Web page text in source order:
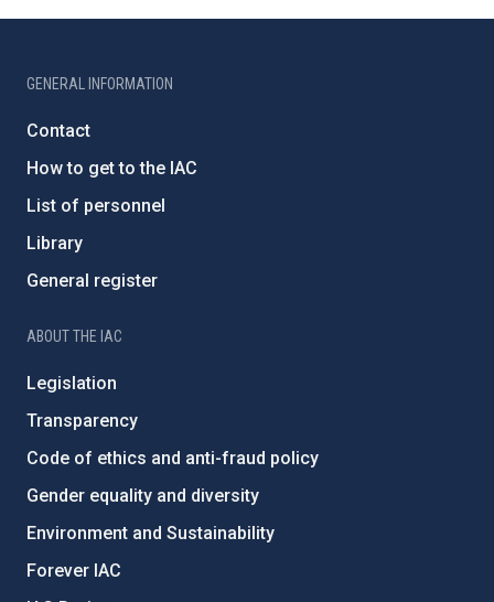
GENERAL INFORMATION
Contact
How to get to the IAC
List of personnel
Library
General register
ABOUT THE IAC
Legislation
Transparency
Code of ethics and anti-fraud policy
Gender equality and diversity
Environment and Sustainability
Forever IAC